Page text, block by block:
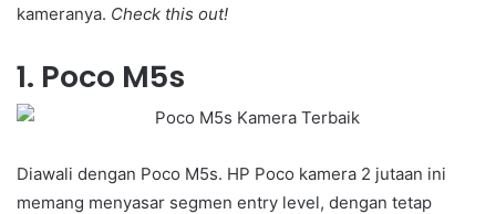
kameranya. Check this out!
1. Poco M5s
Diawali dengan Poco M5s. HP Poco kamera 2 jutaan ini
memang menyasar segmen entry level, dengan tetap